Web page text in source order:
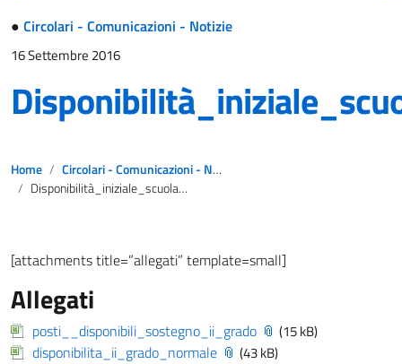
● Circolari - Comunicazioni - Notizie
16 Settembre 2016
Home
Circolari - Comunicazioni - Notizie
Disponibilità_iniziale_scuola_secondaria_di_II_grado_anno_scolastico_2016/2017.
[attachments title=”allegati” template=small]
Allegati
posti__disponibili_sostegno_ii_grado (15 kB)
disponibilita_ii_grado_normale (43 kB)